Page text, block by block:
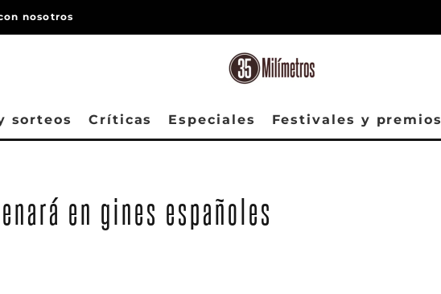
nosotros
sorteos Críticas Especiales Festivales y premios
en gines españoles